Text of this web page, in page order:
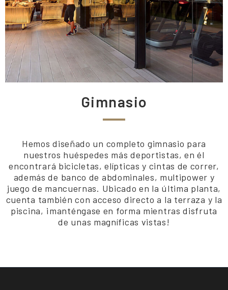
Gimnasio
Hemos diseñado un completo gimnasio para
nuestros huéspedes más deportistas, en él
encontrará bicicletas, elípticas y cintas de correr,
además de banco de abdominales, multipower y
juego de mancuernas. Ubicado en la última planta,
cuenta también con acceso directo a la terraza y la
piscina, ¡manténgase en forma mientras disfruta
de unas magníficas vistas!